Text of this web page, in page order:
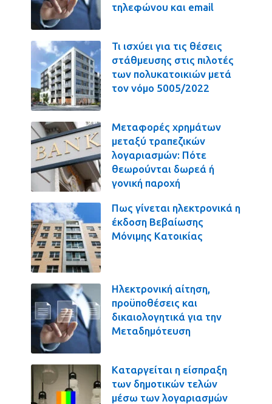
τηλεφώνου και email
Τι ισχύει για τις θέσεις
στάθμευσης στις πιλοτές
των πολυκατοικιών μετά
τον νόμο 5005/2022
Μεταφορές χρημάτων
μεταξύ τραπεζικών
λογαριασμών: Πότε
θεωρούνται δωρεά ή
γονική παροχή
Πως γίνεται ηλεκτρονικά η
έκδοση Βεβαίωσης
Μόνιμης Κατοικίας
Ηλεκτρονική αίτηση,
προϋποθέσεις και
δικαιολογητικά για την
Μεταδημότευση
Καταργείται η είσπραξη
των δημοτικών τελών
μέσω των λογαριασμών